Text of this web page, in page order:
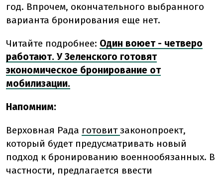
год. Впрочем, окончательного выбранного
варианта бронирования еще нет.
Читайте подробнее: Один воюет - четверо
работают. У Зеленского готовят
экономическое бронирование от
мобилизации.
Напомним:
Верховная Рада готовитзаконопроект,
который будет предусматривать новый
подход к бронированию военнообязанных. В
частности, предлагается ввести